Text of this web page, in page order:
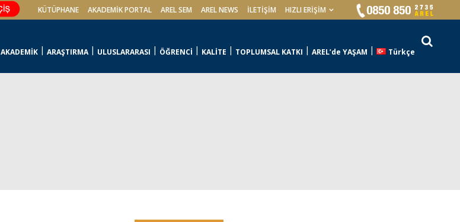
KÜTÜPHANE AKADEMİK PORTAL AREL SEM AREL NEWS İLETIŞIM HIZLI ERİŞİM
AKADEMİK ARAŞTIRMA ULUSLARARASI ÖĞRENCİ KALİTE TOPLUMSAL KATKI AREL’de YAŞAM Türkçe